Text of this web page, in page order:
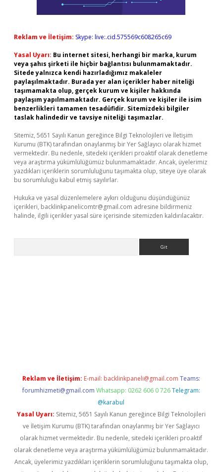
Reklam ve İletişim: Skype: live:.cid.575569c608265c69
Yasal Uyarı: Bu internet sitesi, herhangi bir marka, kurum
veya şahıs şirketi ile hiçbir bağlantısı bulunmamaktadır.
Sitede yalnızca kendi hazırladığımız makaleler
paylaşılmaktadır. Burada yer alan içerikler haber niteliği
taşımamakta olup, gerçek kurum ve kişiler hakkında
paylaşım yapılmamaktadır. Gerçek kurum ve kişiler ile isim
benzerlikleri tamamen tesadüfidir. Sitemizdeki bilgiler
taslak halindedir ve tavsiye niteliği taşımazlar.
Sitemiz, 5651 Sayılı Kanun gereğince Bilgi Teknolojileri ve İletişim
Kurumu (BTK) tarafından onaylanmış bir Yer Sağlayıcı olarak hizmet
vermektedir. Bu nedenle, sitedeki içerikleri proaktif olarak denetleme
veya araştırma yükümlülüğümüz bulunmamaktadır. Ancak, üyelerimiz
yazdıkları içeriklerin sorumluluğunu taşımakta olup, siteye üye olarak
bu sorumluluğu kabul etmiş sayılırlar.
Hukuka ve yasal düzenlemelere aykırı olduğunu düşündüğünüz
içerikleri, backlinkpanelicomtr@gmail.com adresine bildirmeniz
halinde, ilgili içerikler yasal süre içerisinde sitemizden kaldırılacaktır.
Reklam ve İletişim: E-mail: backlinkpaneli@gmail.com Teams:
forumhizmeti@gmail.com Whatsapp: 0262 606 0 726 Telegram:
@karabul
Yasal Uyarı: Sitemiz, 5651 Sayılı Kanun gereğince Bilgi Teknolojileri
ve İletişim Kurumu (BTK) tarafından onaylanmış bir Yer Sağlayıcı
olarak hizmet vermektedir. Bu nedenle, sitedeki içerikleri proaktif
olarak denetleme veya araştırma yükümlülüğümüz bulunmamaktadır.
Ancak, üyelerimiz yazdıkları içeriklerin sorumluluğunu taşımakta olup,